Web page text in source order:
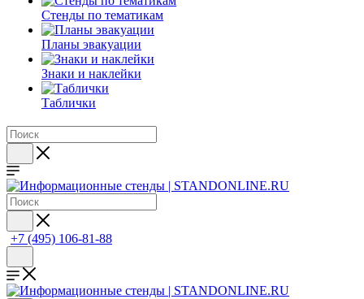
Стенды по тематикам
Планы эвакуации
Знаки и наклейки
Таблички
+7 (495) 106-81-88